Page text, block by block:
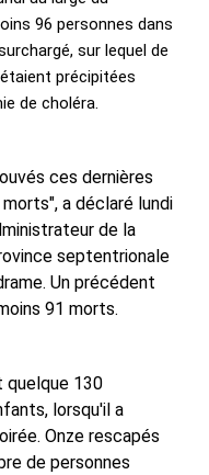
96 personnes dans
sur lequel de
précipitées
de choléra.
ces dernières
a déclaré lundi
de la
septentrionale
Un précédent
91 morts.
quelque 130
lorsqu'il a
Onze rescapés
de personnes